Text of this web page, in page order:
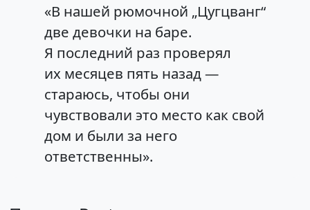
«В нашей рюмочной „Цугцванг“
две девочки на баре.
Я последний раз проверял
их месяцев пять назад —
стараюсь, чтобы они
чувствовали это место как свой
дом и были за него
ответственны».